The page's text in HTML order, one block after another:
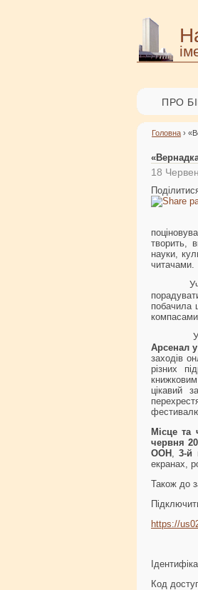
ПРО
Головна ›
18
Ось уже
творить,
науки,
читачами.
Ученим
побачила
компасами
У
Арсенал у
заходів
різних
цікавий
Місце та
червня
ООН
,3-й
екранах,
Також до
https://
Код